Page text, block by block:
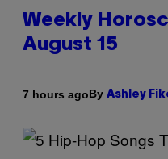
Weekly
August 15
7 hours agoBy Ashley